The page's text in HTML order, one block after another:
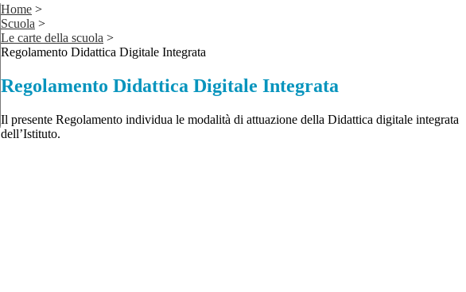
Home >
Scuola >
Le carte della scuola >
Regolamento Didattica Digitale Integrata
Regolamento Didattica Digitale Integrata
Il presente Regolamento individua le modalità di attuazione della Didattica digitale integrata
dell’Istituto.